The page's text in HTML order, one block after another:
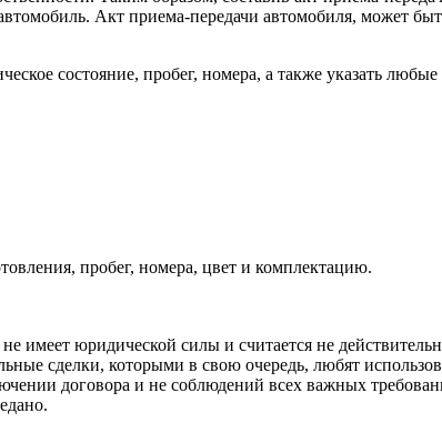
Акт приема-передачи автомобиля, может
состояние, пробег, номера, а также указать любые
пробег, номера, цвет и комплектацию.
имеет юридической силы и считается не
сделки, которыми в свою очередь, любят
договора и не соблюдений всех важных